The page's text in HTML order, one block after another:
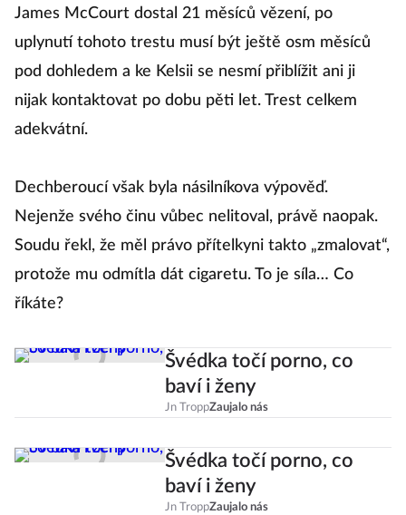
James McCourt dostal 21 měsíců vězení, po
uplynutí tohoto trestu musí být ještě osm měsíců
pod dohledem a ke Kelsii se nesmí přiblížit ani ji
nijak kontaktovat po dobu pěti let. Trest celkem
adekvátní.
Dechberoucí však byla násilníkova výpověď.
Nejenže svého činu vůbec nelitoval, právě naopak.
Soudu řekl, že měl právo přítelkyni takto „zmalovat“,
protože mu odmítla dát cigaretu. To je síla… Co
říkáte?
Švédka točí porno, co
baví i ženy
Jn TroppZaujalo nás
Švédka točí porno, co
baví i ženy
Jn TroppZaujalo nás